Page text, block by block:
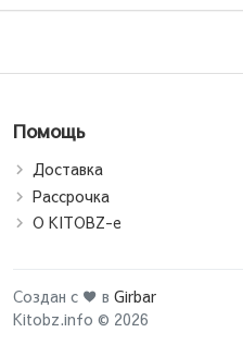
Помощь
Доставка
Рассрочка
О KITOBZ-е
Создан с ♥ в Girbar
Kitobz.info © 2026